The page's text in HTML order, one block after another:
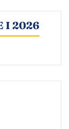
I 2026